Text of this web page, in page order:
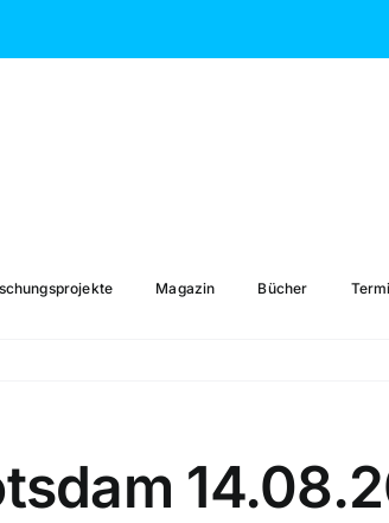
Magazin Bücher